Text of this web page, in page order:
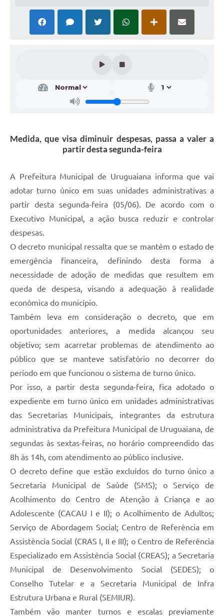
Cidadão Online: IPTU - alvará
Vigilância Sanitária
Vigilância Ambiental em Saúde
COPIR - Coordenadoria de Promoção de Igualdade Racial
Galeria de Fotos
Contratos
Obras
Galeria de Vídeos
Links
Telefones Úteis
Medida, que visa diminuir despesas, passa a valer a
partir desta segunda-feira
A Prefeitura Municipal de Uruguaiana informa que vai
adotar turno único em suas unidades administrativas a
partir desta segunda-feira (05/06). De acordo com o
Executivo Municipal, a ação busca reduzir e controlar
despesas.
O decreto municipal ressalta que se mantém o estado de
emergência financeira, definindo desta forma a
necessidade de adoção de medidas que resultem em
queda de despesa, visando a adequação à realidade
econômica do município.
Também leva em consideração o decreto, que em
oportunidades anteriores, a medida alcançou seu
objetivo; sem acarretar problemas de atendimento ao
público que se manteve satisfatório no decorrer do
período em que funcionou o sistema de turno único.
Por isso, a partir desta segunda-feira, fica adotado o
expediente em turno único em unidades administrativas
das Secretarias Municipais, integrantes da estrutura
administrativa da Prefeitura Municipal de Uruguaiana, de
segundas às sextas-feiras, no horário compreendido das
8h às 14h, com atendimento ao público inclusive.
O decreto define que estão excluídos do turno único a
Secretaria Municipal de Saúde (SMS); o Serviço de
Acolhimento do Centro de Atenção à Criança e ao
Adolescente (CACAU I e II); o Acolhimento de Adultos;
Serviço de Abordagem Social; Centro de Referência em
Assistência Social (CRAS I, II e III); o Centro de Referência
Especializado em Assistência Social (CREAS); a Secretaria
Municipal de Desenvolvimento Social (SEDES); o
Conselho Tutelar e a Secretaria Municipal de Infra
Estrutura Urbana e Rural (SEMIUR).
Também vão manter turnos e escalas previamente